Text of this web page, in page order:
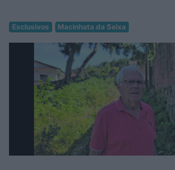
Exclusivos Macinhata da Seixa